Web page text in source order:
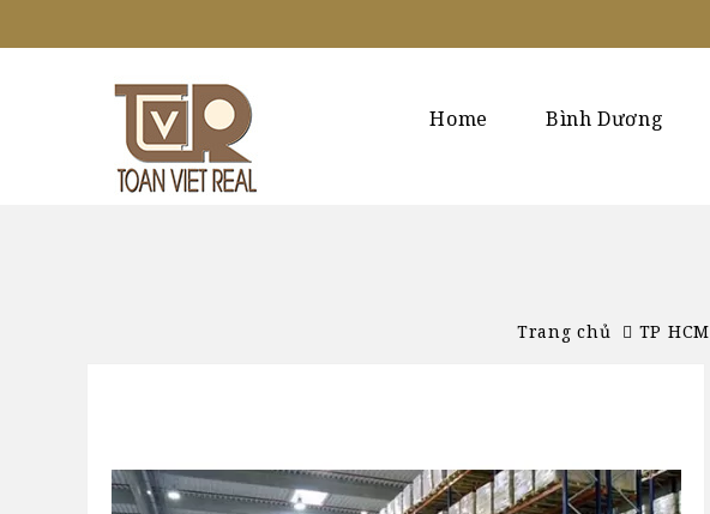
Home Bình Dương
Trang chủ TP HCM